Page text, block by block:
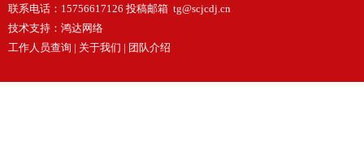
联系电话：15756617126 投稿邮箱 tg@scjcdj.cn
技术支持： 鸿达网络
工作人员查询 | 关于我们 | 团队介绍